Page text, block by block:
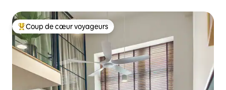
Coups de cœur voyageurs les plus appréciés
Coup de cœur voyageurs